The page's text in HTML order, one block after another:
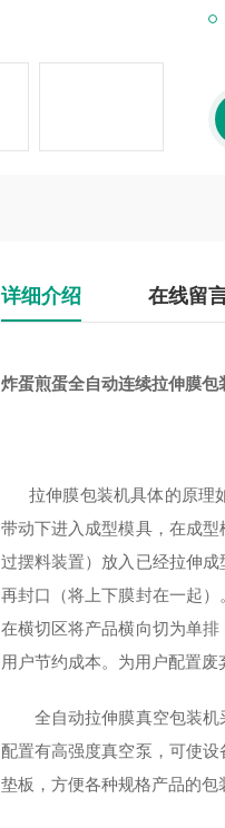
详细介绍 在线留
炸蛋煎蛋全自动连续拉伸膜包
拉伸膜包装机具体的原理
带动下进入成型模具，在成
过摆料装置）放入已经拉伸
再封口（将上下膜封在一起
在横切区将产品横向切为单
用户节约成本。为用户配置废
全自动拉伸膜真空包装
配置有高强度真空泵，可使
垫板，方便各种规格产品的包